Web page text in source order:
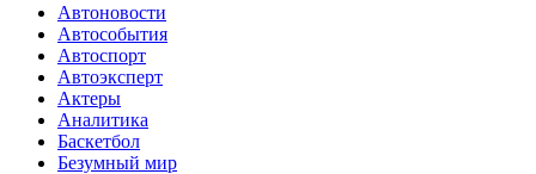
Автоновости
Автособытия
Автоспорт
Автоэксперт
Актеры
Аналитика
Баскетбол
Безумный мир